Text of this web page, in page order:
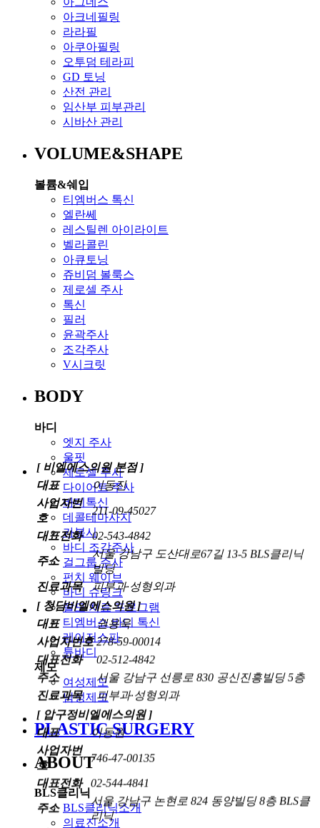
아크네필링
라라필
아쿠아필링
오투덤 테라피
GD 토닝
산전 관리
임산부 피부관리
시바산 관리
VOLUME&SHAPE
볼륨&쉐입
티엠버스 톡신
엘란쎄
레스틸렌 아이라이트
벨라콜린
아큐토닝
쥬비덤 볼룩스
제로셀 주사
톡신
필러
윤곽주사
조각주사
V시크릿
BODY
바디
엣지 주사
울핏
제로셀 주사
다이어트 주사
바디톡신
데콜테마사지
카복시
바디 조각주사
걸그룹 주사
펀치 웨이브
바디 슈링크
탈모 치료 프로그램
티엠버스 바디 톡신
레이저스파
튠바디
제모
여성제모
남성제모
PLASTIC SURGERY
ABOUT
BLS클리닉
BLS클리닉소개
의료진소개
[ 비엘에스의원 본점 ]
대표
이동진
사업자번
호
211-09-45027
대표전화 02-543-4842
주소
서울 강남구 도산대로67길 13-5 BLS클리닉
빌딩
진료과목
피부과·성형외과
[ 청담비엘에스의원 ]
대표
권용욱
사업자번호 278-59-00014
대표전화
02-512-4842
주소
서울 강남구 선릉로 830 공신진흥빌딩 5층
진료과목
피부과·성형외과
[ 압구정비엘에스의원 ]
대표
이동원
사업자번
호
746-47-00135
대표전화 02-544-4841
주소
서울 강남구 논현로 824 동양빌딩 8층 BLS클
리닉
진료과목
피부과·성형외과